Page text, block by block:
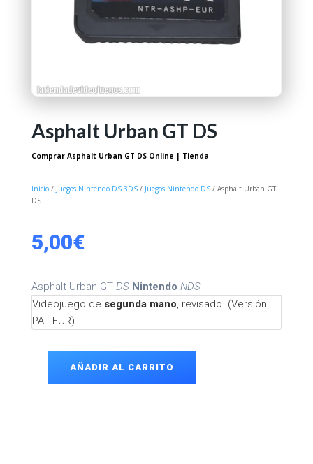
Asphalt Urban GT DS
Comprar Asphalt Urban GT DS Online | Tienda
Inicio/ Juegos Nintendo DS 3DS/ Juegos Nintendo DS/ Asphalt Urban GT
DS
5,00€
Asphalt Urban GT DS Nintendo NDS
Videojuego de segunda mano, revisado. (Versión
PAL EUR)
Urban
AÑADIR AL CARRITO